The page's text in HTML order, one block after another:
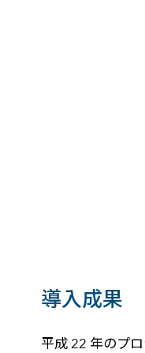
導入成果
平成 22 年のプ